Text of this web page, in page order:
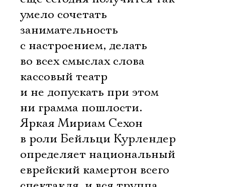
умело сочетать
занимательность
с настроением, делать
во всех смыслах слова
кассовый театр
и не допускать при этом
ни грамма пошлости.
Яркая Мириам Сехон
в роли Бейльци Курлендер
определяет национальный
еврейский камертон всего